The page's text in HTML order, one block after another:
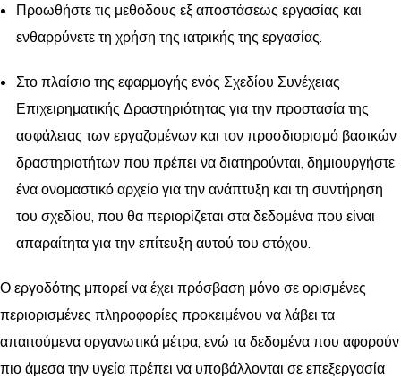
Προωθήστε τις μεθόδους εξ αποστάσεως εργασίας και
ενθαρρύνετε τη χρήση της ιατρικής της εργασίας.
Στο πλαίσιο της εφαρμογής ενός Σχεδίου Συνέχειας
Επιχειρηματικής Δραστηριότητας για την προστασία της
ασφάλειας των εργαζομένων και τον προσδιορισμό βασικών
δραστηριοτήτων που πρέπει να διατηρούνται, δημιουργήστε
ένα ονομαστικό αρχείο για την ανάπτυξη και τη συντήρηση
του σχεδίου, που θα περιορίζεται στα δεδομένα που είναι
απαραίτητα για την επίτευξη αυτού του στόχου.
Ο εργοδότης μπορεί να έχει πρόσβαση μόνο σε ορισμένες
περιορισμένες πληροφορίες προκειμένου να λάβει τα
απαιτούμενα οργανωτικά μέτρα, ενώ τα δεδομένα που αφορούν
πιο άμεσα την υγεία πρέπει να υποβάλλονται σε επεξεργασία